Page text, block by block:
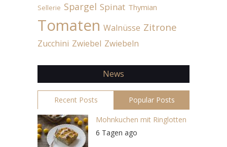
Sellerie Spargel Spinat Thymian
Tomaten Walnüsse Zitrone
Zucchini Zwiebel Zwiebeln
News
Recent Posts Popular Posts
Mohnkuchen mit Ringlotten
6 Tagen ago